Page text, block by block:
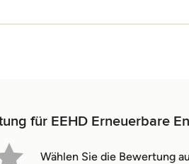
für EEHD Erneuerbare
Wählen Sie die Bewertung